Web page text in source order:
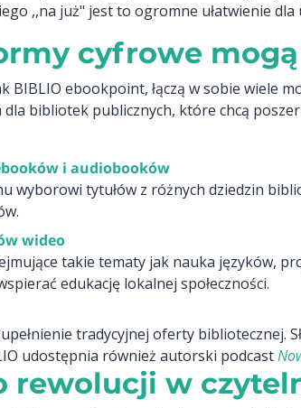
,,na już" jest to ogromne ułatwienie
cyfrowe
BIBLIO ebookpoint, łączą w sobie wiele
dla bibliotek publicznych, które chcą
i audiobooków
wyborowi tytułów z różnych dziedzin
wideo
takie tematy jak nauka języków,
edukację lokalnej społeczności.
tradycyjnej oferty bibliotecznej.
udostępnia również autorski podcast
rewolucji w